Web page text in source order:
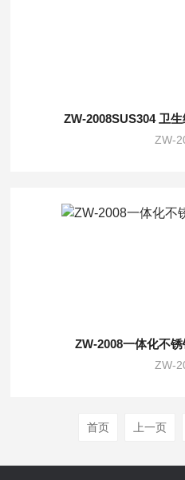
ZW-2008SUS304 卫
ZW-
ZW-2008一体化不
ZW-
首页 上一页